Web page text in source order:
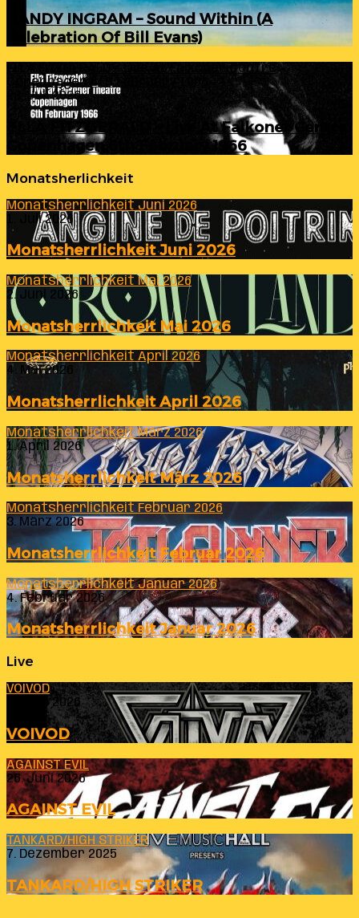
RANDY INGRAM – Sound Within (A
Celebration Of Bill Evans)
ELLA FITZGERALD – Live At Falkoner Centre
Copenhagen 6th February 1966
23. Juli 2026
ELLA FITZGERALD – Live At Falkoner Centre
Copenhagen 6th February 1966
Monatsherlichkeit
Monatsherrlichkeit Juni 2026
1. Juli 2026
Monatsherrlichkeit Juni 2026
Monatsherrlichkeit Mai 2026
2. Juni 2026
Monatsherrlichkeit Mai 2026
Monatsherrlichkeit April 2026
4. Mai 2026
Monatsherrlichkeit April 2026
Monatsherrlichkeit März 2026
1. April 2026
Monatsherrlichkeit März 2026
Monatsherrlichkeit Februar 2026
3. März 2026
Monatsherrlichkeit Februar 2026
Monatsherrlichkeit Januar 2026
4. Februar 2026
Monatsherrlichkeit Januar 2026
Live
VOIVOD
23. Juli 2026
VOIVOD
AGAINST EVIL
26. Juni 2026
AGAINST EVIL
TANKARD/HIGH STRIKER
7. Dezember 2025
TANKARD/HIGH STRIKER